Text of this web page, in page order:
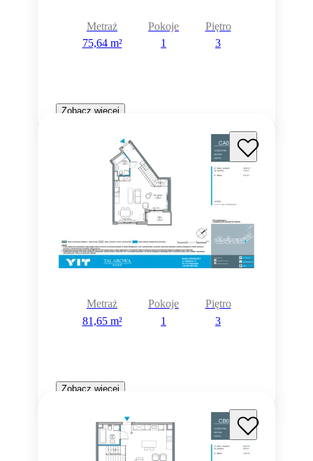
Metraż
75,64 m²
Pokoje
1
Piętro
3
Zobacz więcej
Metraż
81,65 m²
Pokoje
1
Piętro
3
Zobacz więcej